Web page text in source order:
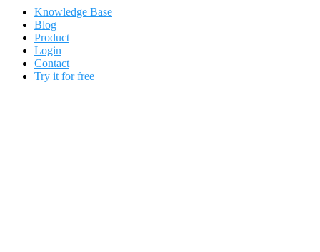
Knowledge Base
Blog
Product
Login
Contact
Try it for free